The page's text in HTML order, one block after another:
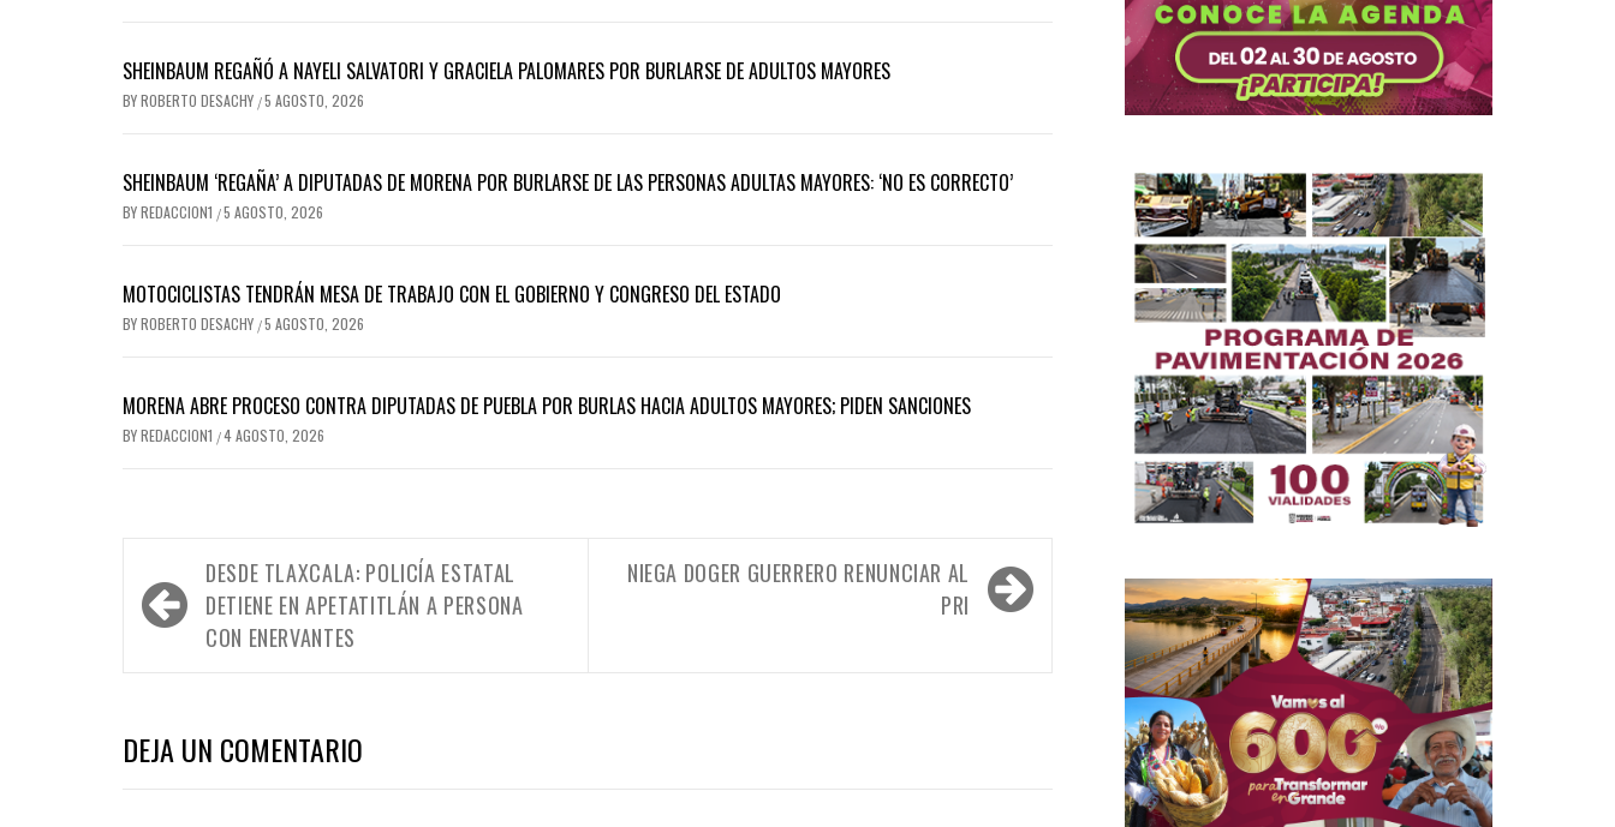
SHEINBAUM REGAÑÓ A NAYELI SALVATORI Y GRACIELA PALOMARES POR BURLARSE DE ADULTOS MAYORES
BYROBERTO DESACHY /5 AGOSTO, 2026
SHEINBAUM ‘REGAÑA’ A DIPUTADAS DE MORENA POR BURLARSE DE LAS PERSONAS ADULTAS MAYORES: ‘NO ES CORRECTO’
BYREDACCION1 /5 AGOSTO, 2026
MOTOCICLISTAS TENDRÁN MESA DE TRABAJO CON EL GOBIERNO Y CONGRESO DEL ESTADO
BYROBERTO DESACHY /5 AGOSTO, 2026
MORENA ABRE PROCESO CONTRA DIPUTADAS DE PUEBLA POR BURLAS HACIA ADULTOS MAYORES; PIDEN SANCIONES
BYREDACCION1 /4 AGOSTO, 2026
Navegación
de
entradas
DESDE TLAXCALA: POLICÍA ESTATAL
DETIENE EN APETATITLÁN A PERSONA
CON ENERVANTES
NIEGA DOGER GUERRERO RENUNCIAR AL
PRI
DEJA UN COMENTARIO